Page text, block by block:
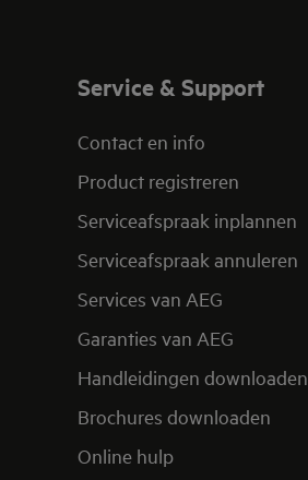
Service & Support
Contact en info
Product registreren
Serviceafspraak inplannen
Serviceafspraak annuleren
Services van AEG
Garanties van AEG
Handleidingen downloaden
Brochures downloaden
Online hulp